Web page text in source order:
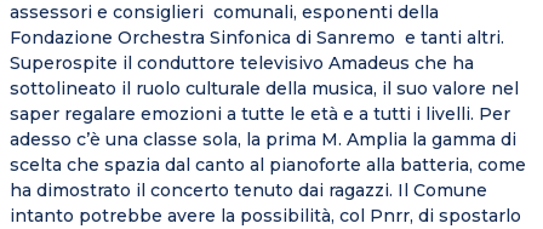
assessori e consiglieri comunali, esponenti della
Fondazione Orchestra Sinfonica di Sanremo e tanti altri.
Superospite il conduttore televisivo Amadeus che ha
sottolineato il ruolo culturale della musica, il suo valore nel
saper regalare emozioni a tutte le età e a tutti i livelli. Per
adesso c’è una classe sola, la prima M. Amplia la gamma di
scelta che spazia dal canto al pianoforte alla batteria, come
ha dimostrato il concerto tenuto dai ragazzi. Il Comune
intanto potrebbe avere la possibilità, col Pnrr, di spostarlo